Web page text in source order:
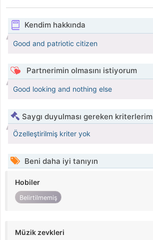
Kendim hakkında
Good and patriotic citizen
Partnerimin olmasını istiyorum
Good looking and nothing else
Saygı duyulması gereken kriterlerim
Özelleştirilmiş kriter yok
Beni daha iyi tanıyın
Hobiler
Belirtilmemiş
Müzik zevkleri